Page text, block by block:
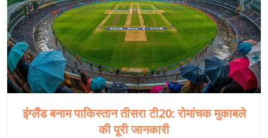
इंग्लैंड बनाम पाकिस्तान तीसरा टी20: रोमांचक मुकाबले
की पूरी जानकारी